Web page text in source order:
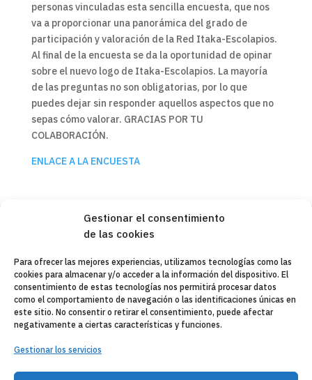
Gestionar el consentimiento
de las cookies
Para ofrecer las mejores experiencias, utilizamos tecnologías como las
cookies para almacenar y/o acceder a la información del dispositivo. El
consentimiento de estas tecnologías nos permitirá procesar datos
como el comportamiento de navegación o las identificaciones únicas en
este sitio. No consentir o retirar el consentimiento, puede afectar
negativamente a ciertas características y funciones.
Gestionar los servicios
personas vinculadas esta sencilla encuesta, que nos
va a proporcionar una panorámica del grado de
participación y valoración de la Red Itaka-Escolapios.
Al final de la encuesta se da la oportunidad de opinar
sobre el nuevo logo de Itaka-Escolapios. La mayoría
de las preguntas no son obligatorias, por lo que
puedes dejar sin responder aquellos aspectos que no
sepas cómo valorar. GRACIAS POR TU
COLABORACIÓN.
ENLACE A LA ENCUESTA
Copyleft 2025Itaka-Escolapios
AVISO LEGAL
POLÍTICA DE PRIVACIDAD